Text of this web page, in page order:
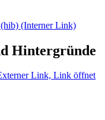
(Interner Link)
Hintergründe
Link, Link öffnet